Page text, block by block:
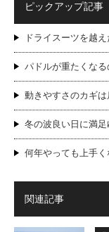
ピックアップ記事
ドライスーツを越え
パドルが重たくなる
動きやすさのカギは
冬の波良い日に満
何年やっても上手
関連記事